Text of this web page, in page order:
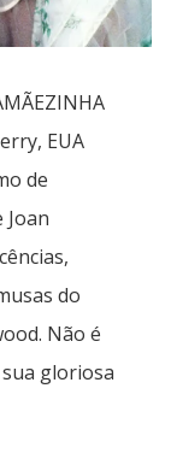
EUA
de
do
Não é
gloriosa